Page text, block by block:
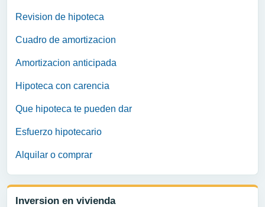
Revision de hipoteca
Cuadro de amortizacion
Amortizacion anticipada
Hipoteca con carencia
Que hipoteca te pueden dar
Esfuerzo hipotecario
Alquilar o comprar
Inversion en vivienda